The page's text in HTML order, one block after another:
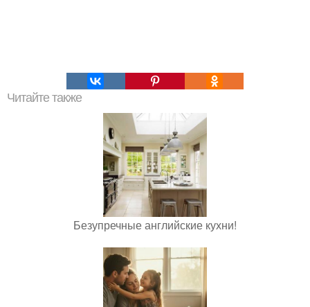
Читайте также
Безупречные английские кухни!